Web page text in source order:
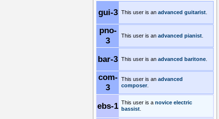
gui-3 This user is anadvanced guitarist.
pno-
3
This user is anadvanced pianist.
bar-3 This user is anadvanced baritone.
com-
3
This user is anadvanced
composer.
ebs-1 This user is anovice electric
bassist.